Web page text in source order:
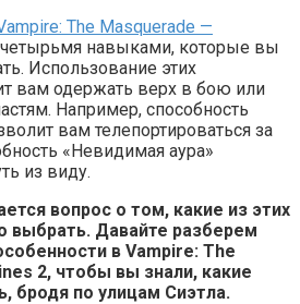
The Masquerade —
четырьмя навыками, которые вы
Использование этих
вам одержать верх в бою или
Например, способность
вам телепортироваться за
«Невидимая аура»
из виду.
вопрос о том, какие из этих
выбрать. Давайте разберем
в Vampire: The
2, чтобы вы знали, какие
бродя по улицам Сиэтла.